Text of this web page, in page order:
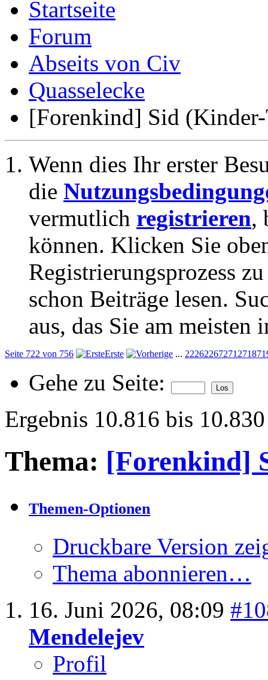
Forum
Abseits von Civ
Quasselecke
[Forenkind] Sid
Wenn dies Ihr erster
die
vermutlich registrieren,
können. Klicken Sie
Registrierungsprozess
schon Beiträge lesen.
aus, das Sie am meisten
Seite 722 von 756 Erste ... 222622672712718
Gehe zu Seite:
Ergebnis 10.816 bis
Thema: [Forenkind]
Themen-Optionen
Druckbare Version
Thema abonnieren…
16. Juni 2026, 08:09
Mendelejev
Profil